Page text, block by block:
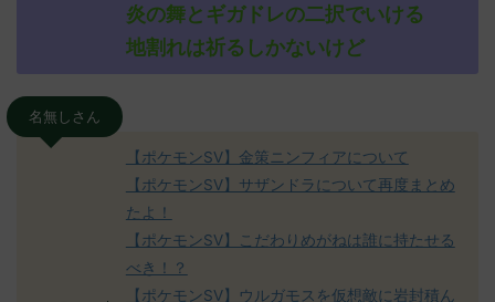
炎の舞とギガドレの二択でいける
地割れは祈るしかないけど
名無しさん
【ポケモンSV】金策ニンフィアについて
【ポケモンSV】サザンドラについて再度まとめ
たよ！
【ポケモンSV】こだわりめがねは誰に持たせる
べき！？
【ポケモンSV】ウルガモスを仮想敵に岩封積ん